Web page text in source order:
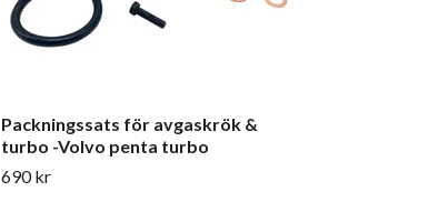
Packningssats för avgaskrök &
turbo -Volvo penta turbo
690 kr